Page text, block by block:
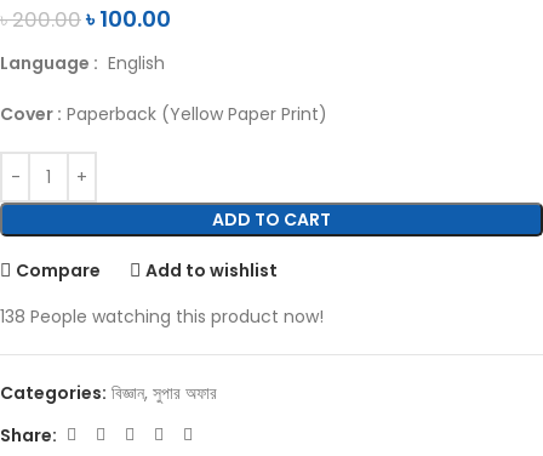
৳200.00৳100.00
Language : English
Cover : Paperback (Yellow Paper Print)
ADD TO CART
Compare
Add to wishlist
138 People watching this product now!
Categories: বিজ্ঞান, সুপার অফার
Share: